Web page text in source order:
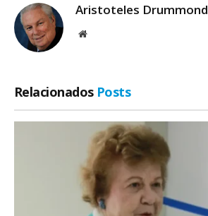
Aristoteles Drummond
Site
Relacionados Posts